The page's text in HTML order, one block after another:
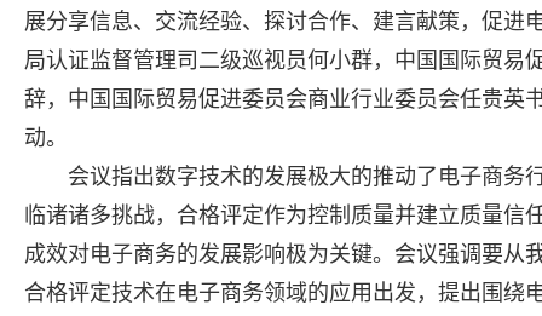
展分享信息、交流经验、探讨合作、建言献策，促进
局认证监督管理司二级巡视员何小群，中国国际贸易
辞，中国国际贸易促进委员会商业行业委员会任贵英
动。
会议指出数字技术的发展极大的推动了电子商务
临诸诸多挑战，合格评定作为控制质量并建立质量信
成效对电子商务的发展影响极为关键。会议强调要从
合格评定技术在电子商务领域的应用出发，提出围绕